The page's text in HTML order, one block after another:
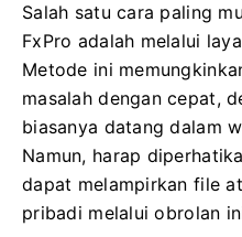
Salah satu cara paling
FxPro adalah melalui
Metode ini
masalah dengan cepat,
biasanya datang dalam
Namun, harap
dapat melampirkan file
pribadi melalui obrolan